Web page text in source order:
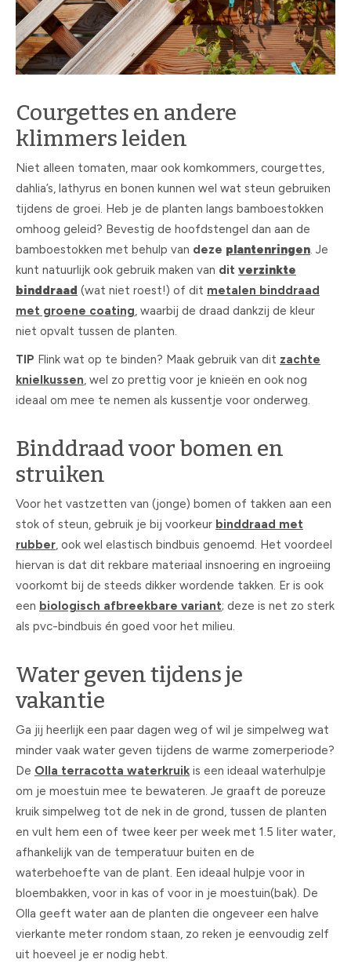
Courgettes en andere
klimmers leiden
Niet alleen tomaten, maar ook komkommers, courgettes,
dahlia’s, lathyrus en bonen kunnen wel wat steun gebruiken
tijdens de groei. Heb je de planten langs bamboestokken
omhoog geleid? Bevestig de hoofdstengel dan aan de
bamboestokken met behulp van deze plantenringen. Je
kunt natuurlijk ook gebruik maken van dit verzinkte
binddraad (wat niet roest!) of dit metalen binddraad
met groene coating, waarbij de draad dankzij de kleur
niet opvalt tussen de planten.
TIP Flink wat op te binden? Maak gebruik van dit zachte
knielkussen, wel zo prettig voor je knieën en ook nog
ideaal om mee te nemen als kussentje voor onderweg.
Binddraad voor bomen en
struiken
Voor het vastzetten van (jonge) bomen of takken aan een
stok of steun, gebruik je bij voorkeur binddraad met
rubber, ook wel elastisch bindbuis genoemd. Het voordeel
hiervan is dat dit rekbare materiaal insnoering en ingroeiing
voorkomt bij de steeds dikker wordende takken. Er is ook
een biologisch afbreekbare variant; deze is net zo sterk
als pvc-bindbuis én goed voor het milieu.
Water geven tijdens je
vakantie
Ga jij heerlijk een paar dagen weg of wil je simpelweg wat
minder vaak water geven tijdens de warme zomerperiode?
De Olla terracotta waterkruik is een ideaal waterhulpje
om je moestuin mee te bewateren. Je graaft de poreuze
kruik simpelweg tot de nek in de grond, tussen de planten
en vult hem een of twee keer per week met 1.5 liter water,
afhankelijk van de temperatuur buiten en de
waterbehoefte van de plant. Een ideaal hulpje voor in
bloembakken, voor in kas of voor in je moestuin(bak). De
Olla geeft water aan de planten die ongeveer een halve
vierkante meter rondom staan, zo reken je eenvoudig zelf
uit hoeveel je er nodig hebt.